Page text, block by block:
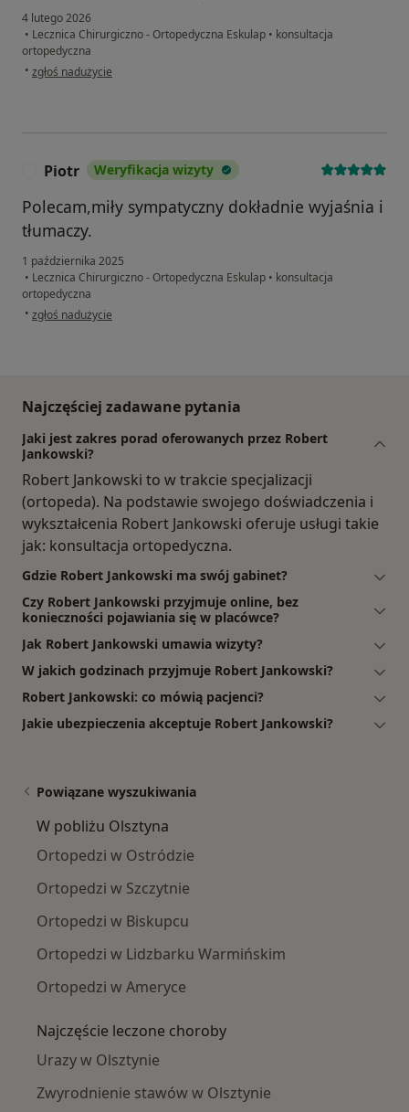
4 lutego 2026
• Lecznica Chirurgiczno - Ortopedyczna Eskulap • konsultacja
ortopedyczna
• w opinii użytkownika Gabriela
zgłoś nadużycie
Piotr Weryfikacja wizyty
Polecam,miły sympatyczny dokładnie wyjaśnia i
tłumaczy.
1 października 2025
• Lecznica Chirurgiczno - Ortopedyczna Eskulap • konsultacja
ortopedyczna
• w opinii użytkownika Piotr
zgłoś nadużycie
Najczęściej zadawane pytania
Jaki jest zakres porad oferowanych przez Robert
Jankowski?
Robert Jankowski to w trakcie specjalizacji
(ortopeda). Na podstawie swojego doświadczenia i
wykształcenia Robert Jankowski oferuje usługi takie
jak: konsultacja ortopedyczna.
Gdzie Robert Jankowski ma swój gabinet?
Czy Robert Jankowski przyjmuje online, bez
konieczności pojawiania się w placówce?
Jak Robert Jankowski umawia wizyty?
W jakich godzinach przyjmuje Robert Jankowski?
Robert Jankowski: co mówią pacjenci?
Jakie ubezpieczenia akceptuje Robert Jankowski?
Powiązane wyszukiwania
W pobliżu Olsztyna
Ortopedzi w Ostródzie
Ortopedzi w Szczytnie
Ortopedzi w Biskupcu
Ortopedzi w Lidzbarku Warmińskim
Ortopedzi w Ameryce
Najczęście leczone choroby
Urazy w Olsztynie
Zwyrodnienie stawów w Olsztynie